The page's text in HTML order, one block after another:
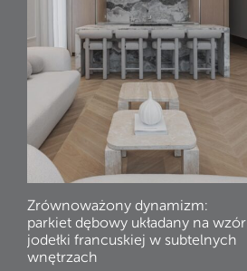
Zrównoważony dynamizm:
parkiet dębowy układany na wzór
jodełki francuskiej w subtelnych
wnętrzach